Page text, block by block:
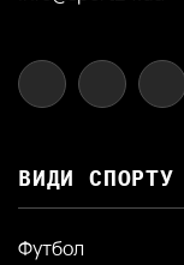
ВИДИ СПОРТУ
Футбол